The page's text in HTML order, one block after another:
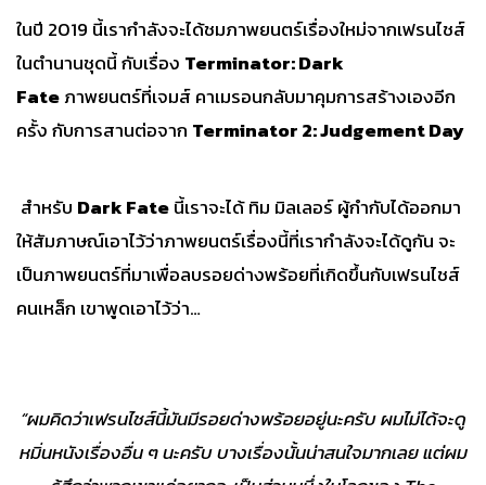
ในปี 2019 นี้เรากำลังจะได้ชมภาพยนตร์เรื่องใหม่จากเฟรนไชส์
ในตำนานชุดนี้ กับเรื่อง Terminator: Dark
Fateภาพยนตร์ที่เจมส์ คาเมรอนกลับมาคุมการสร้างเองอีก
ครั้ง กับการสานต่อจาก Terminator 2: Judgement Day
สำหรับ Dark Fateนี้เราจะได้ ทิม มิลเลอร์ ผู้กำกับได้ออกมา
ให้สัมภาษณ์เอาไว้ว่าภาพยนตร์เรื่องนี้ที่เรากำลังจะได้ดูกัน จะ
เป็นภาพยนตร์ที่มาเพื่อลบรอยด่างพร้อยที่เกิดขึ้นกับเฟรนไชส์
คนเหล็ก เขาพูดเอาไว้ว่า…
“ผมคิดว่าเฟรนไชส์นี้มันมีรอยด่างพร้อยอยู่นะครับ ผมไม่ได้จะดู
หมิ่นหนังเรื่องอื่น ๆ นะครับ บางเรื่องนั้นน่าสนใจมากเลย แต่ผม